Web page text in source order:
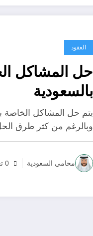
العقود
حل المشاكل
بالسعودية
يتم حل المشاكل الخاصة
وبالرغم من كثر طرق
محامي السعودية 0 تعليقات